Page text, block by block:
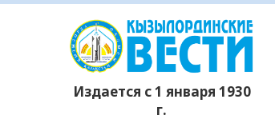
Издается с 1 января 1930
г.